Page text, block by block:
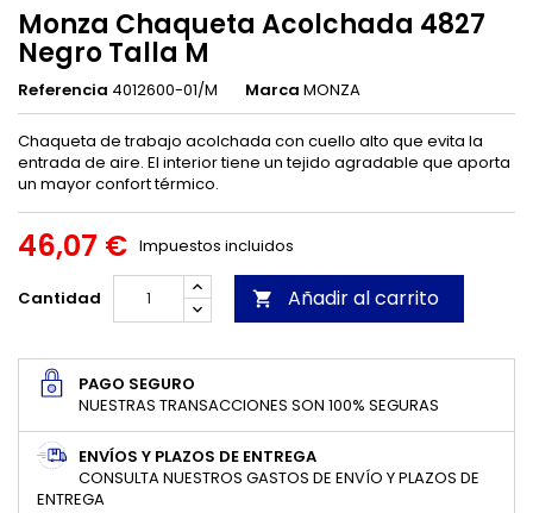
Monza Chaqueta Acolchada 4827
Negro Talla M
Referencia 4012600-01/M Marca MONZA
Chaqueta de trabajo acolchada con cuello alto que evita la
entrada de aire. El interior tiene un tejido agradable que aporta
un mayor confort térmico.
46,07 € Impuestos incluidos
Cantidad  Añadir al carrito
PAGO SEGURO
NUESTRAS TRANSACCIONES SON 100% SEGURAS
ENVÍOS Y PLAZOS DE ENTREGA
CONSULTA NUESTROS GASTOS DE ENVÍO Y PLAZOS DE
ENTREGA